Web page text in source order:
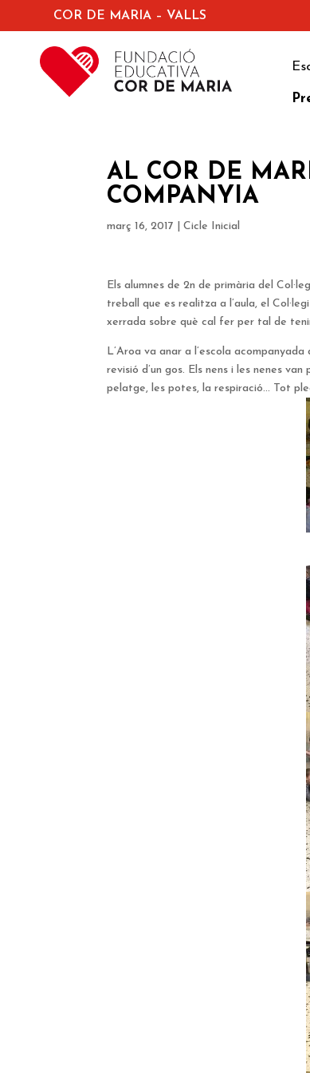
COR DE MARIA – VALLS
AL COR DE
COMPANYIA
març 16, 2017 |Cicle Inicial
Els alumnes de 2n de primària del
treball que es realitza a l’aula, el
xerrada sobre què cal fer per tal de
L’Aroa va anar a l’escola
revisió d’un gos. Els nens i les nenes
pelatge, les potes, la respiració… Tot